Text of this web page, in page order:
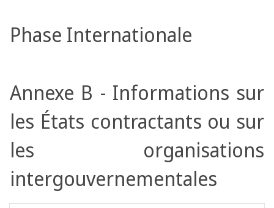
Phase Internationale
Annexe B - Informations sur
les États contractants ou sur
les organisations
intergouvernementales